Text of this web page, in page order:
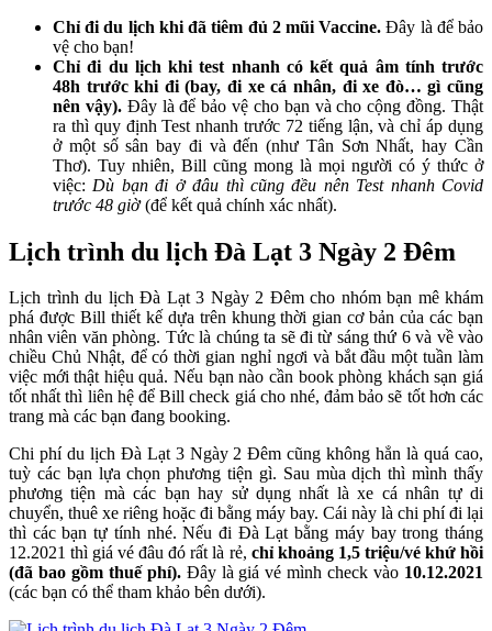
Chỉ đi du lịch khi đã tiêm đủ 2 mũi Vaccine. Đây là để bảo
vệ cho bạn!
Chỉ đi du lịch khi test nhanh có kết quả âm tính trước
48h trước khi đi (bay, đi xe cá nhân, đi xe đò… gì cũng
nên vậy). Đây là để bảo vệ cho bạn và cho cộng đồng. Thật
ra thì quy định Test nhanh trước 72 tiếng lận, và chỉ áp dụng
ở một số sân bay đi và đến (như Tân Sơn Nhất, hay Cần
Thơ). Tuy nhiên, Bill cũng mong là mọi người có ý thức ở
việc: Dù bạn đi ở đâu thì cũng đều nên Test nhanh Covid
trước 48 giờ(để kết quả chính xác nhất).
Lịch trình du lịch Đà Lạt 3 Ngày 2 Đêm
Lịch trình du lịch Đà Lạt 3 Ngày 2 Đêm cho nhóm bạn mê khám
phá được Bill thiết kế dựa trên khung thời gian cơ bản của các bạn
nhân viên văn phòng. Tức là chúng ta sẽ đi từ sáng thứ 6 và về vào
chiều Chủ Nhật, để có thời gian nghỉ ngơi và bắt đầu một tuần làm
việc mới thật hiệu quả. Nếu bạn nào cần book phòng khách sạn giá
tốt nhất thì liên hệ để Bill check giá cho nhé, đảm bảo sẽ tốt hơn các
trang mà các bạn đang booking.
Chi phí du lịch Đà Lạt 3 Ngày 2 Đêm cũng không hẳn là quá cao,
tuỳ các bạn lựa chọn phương tiện gì. Sau mùa dịch thì mình thấy
phương tiện mà các bạn hay sử dụng nhất là xe cá nhân tự di
chuyển, thuê xe riêng hoặc đi bằng máy bay. Cái này là chi phí đi lại
thì các bạn tự tính nhé. Nếu đi Đà Lạt bằng máy bay trong tháng
12.2021 thì giá vé đâu đó rất là rẻ, chỉ khoảng 1,5 triệu/vé khứ hồi
(đã bao gồm thuế phí).Đây là giá vé mình check vào 10.12.2021
(các bạn có thể tham khảo bên dưới).